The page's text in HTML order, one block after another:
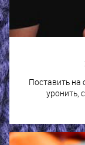
Поставить на
уронить,